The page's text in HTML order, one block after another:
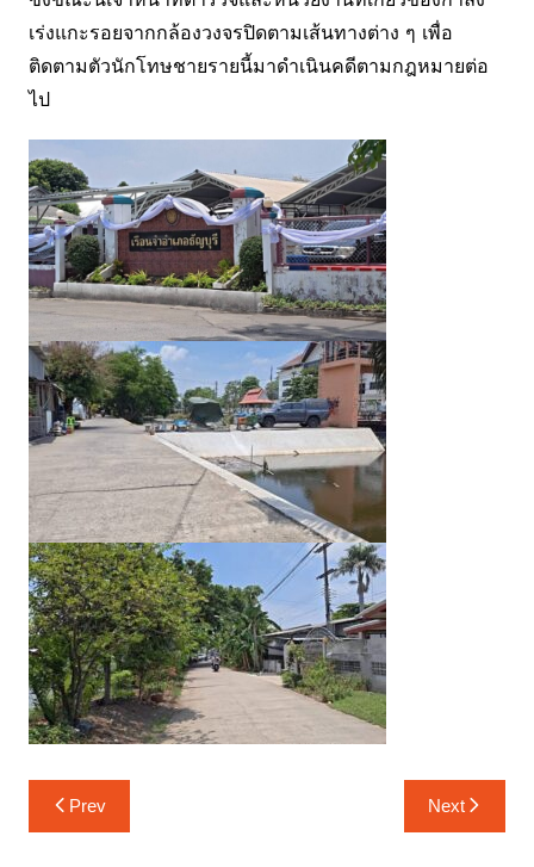
เร่งแกะรอยจากกล้องวงจรปิดตามเส้นทางต่าง ๆ เพื่อ
ติดตามตัวนักโทษชายรายนี้มาดำเนินคดีตามกฎหมายต่อ
ไป
แนะแนว
เรื่อง
Prev Next